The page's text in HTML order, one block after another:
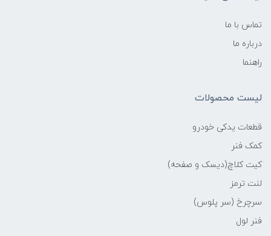
تماس با ما
درباره ما
راهنما
لیست محصولات
قطعات یدکی خودرو
کمک فنر
کیت کلاچ(دیسک و صفحه)
لنت ترمز
سرچرخ (سر پلوس)
فنر لول